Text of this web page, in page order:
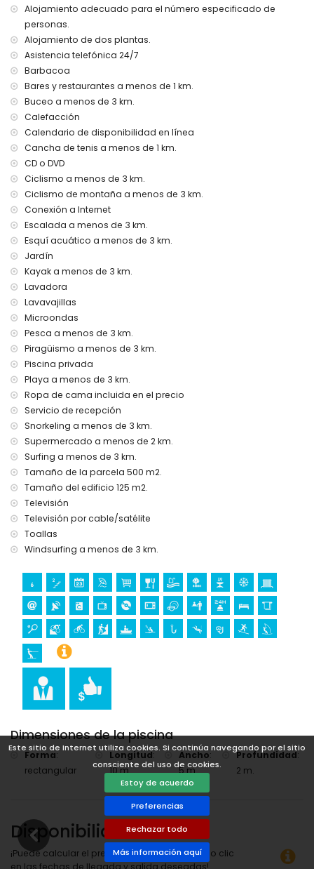
Este sitio de Internet utiliza cookies. Si continúa navegando por el sitio
consciente del uso de cookies.
Estoy de acuerdo
Preferencias
Rechazar todo
Más información aquí
Parque más cercano: Parque Pinosol, Jávea (a menos de 3
kilómetros de la casa)
Aeropuerto más cercano: Alicante (a menos de 100
kilómetros de la casa)
Segundo aeropuerto más cercano: Valencia (> 100
No se permiten mascotas
El alojamiento es muy adecuado para familias con niños
Instalaciones y servicios incluidos en el precio del alquiler
de esta casa de vacaciones
Internet (WiFi)
Aspiradora y plancha con tabla de planchar
Servicio de recepción y servicio de emergencia 24 horas
Calefacción por aire y aire acondicionado
Instalaciones y servicios con coste adicional
Cama extra y camas/cunas para niños (bajo demanda)
Entretenimiento y actividades de ocio para sus vacaciones
en Jávea, Costa Blanca
Bar (a menos de 5 kilómetros de la casa)
Lugares de interés y cultura en Jávea, Costa Blanca
Museo (Pueblo Histórico, Jávea), iglesia (San Bartolomé,
Jávea), ruina (Pueblo Histórico, Jávea), monumento
(Pueblo Histórico, Jávea), edificio arquitectónico (Pueblo
Histórico, Jávea), lugar histórico (Pueblo Histórico y Jávea)
(a menos de 10 kilómetros del alojamiento)
Castillo (Portal de la Vila y Dénia) (a menos de 25
kilómetros del alojamiento)
Deportes
Tenis (a menos de 1000 metros de la casa)
Ciclismo de montaña, ciclismo, escalada, piragüismo,
kayak, pesca, buceo, snorkel, surf, windsurf y esquí acuático
(a menos de 5 kilómetros de la casa)
Golf (Club de Golf Jávea, Jávea) y equitación (a menos de
10 kilómetros de la casa)
Alojamiento adecuado para el número especificado de
personas.
Alojamiento de dos plantas.
Asistencia telefónica 24/7
Barbacoa
Bares y restaurantes a menos de 1 km.
Buceo a menos de 3 km.
Calefacción
Calendario de disponibilidad en línea
Cancha de tenis a menos de 1 km.
CD o DVD
Ciclismo a menos de 3 km.
Ciclismo de montaña a menos de 3 km.
Conexión a Internet
Escalada a menos de 3 km.
Esquí acuático a menos de 3 km.
Jardín
Kayak a menos de 3 km.
Lavadora
Lavavajillas
Microondas
Pesca a menos de 3 km.
Piragüismo a menos de 3 km.
Piscina privada
Playa a menos de 3 km.
Ropa de cama incluida en el precio
Servicio de recepción
Snorkeling a menos de 3 km.
Supermercado a menos de 2 km.
Surfing a menos de 3 km.
Tamaño de la parcela 500 m2.
Tamaño del edificio 125 m2.
Televisión
Televisión por cable/satélite
Toallas
Windsurfing a menos de 3 km.
Dimensiones de la piscina
Forma:
rectangular
Longitud:
10 m.
Ancho:
5 m.
Profundidad:
2 m.
Disponibilidad
¡Puede calcular el precio del alquiler haciendo clic
en las fechas de llegada y salida deseadas!